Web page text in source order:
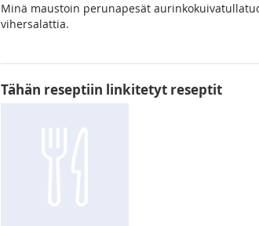
Minä maustoin perunapesät
vihersalattia.
Tähän reseptiin linkitetyt reseptit